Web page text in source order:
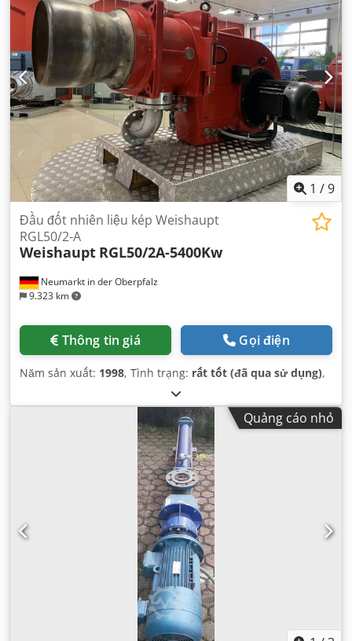
1 /9
Neumarkt in der Oberpfalz
9.323 km
Đầu đốt nhiên liệu kép Weishaupt
RGL50/2-A
Weishaupt RGL50/2A-5400Kw
Thông tin giá Gọi điện
Năm sản xuất: 1998, Tình trạng: rất tốt (đã qua sử dụng),
Quảng cáo nhỏ